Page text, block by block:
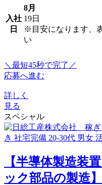
入社
日
8月
19日
※目安になります、
い
＼最短45秒で完了／
応募へ進む
詳しく
見る
スペシャル
【半導体製造装
ック部品の製造